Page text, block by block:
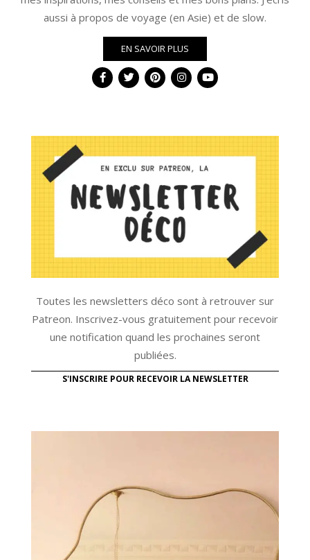
aussi à propos de voyage (en Asie) et de slow.
EN SAVOIR PLUS
Toutes les newsletters déco sont à retrouver sur
Patreon. Inscrivez-vous gratuitement pour recevoir
une notification quand les prochaines seront
publiées.
S'INSCRIRE POUR RECEVOIR LA NEWSLETTER